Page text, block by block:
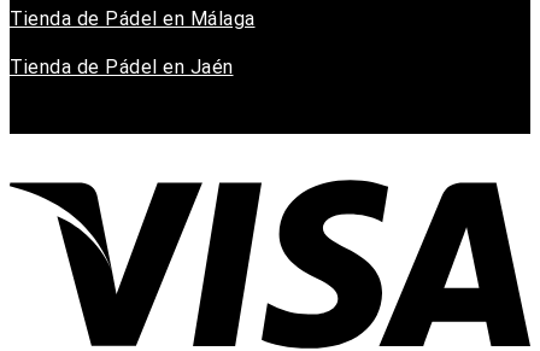
Tienda de Pádel en Málaga
Tienda de Pádel en Jaén